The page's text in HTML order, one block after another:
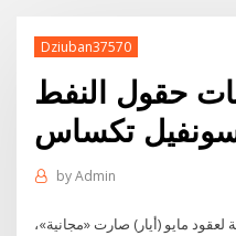
Dziuban37570
حقول النفط
تكساس
byAdmin
مايو (أيار) صارت «مجانية»،